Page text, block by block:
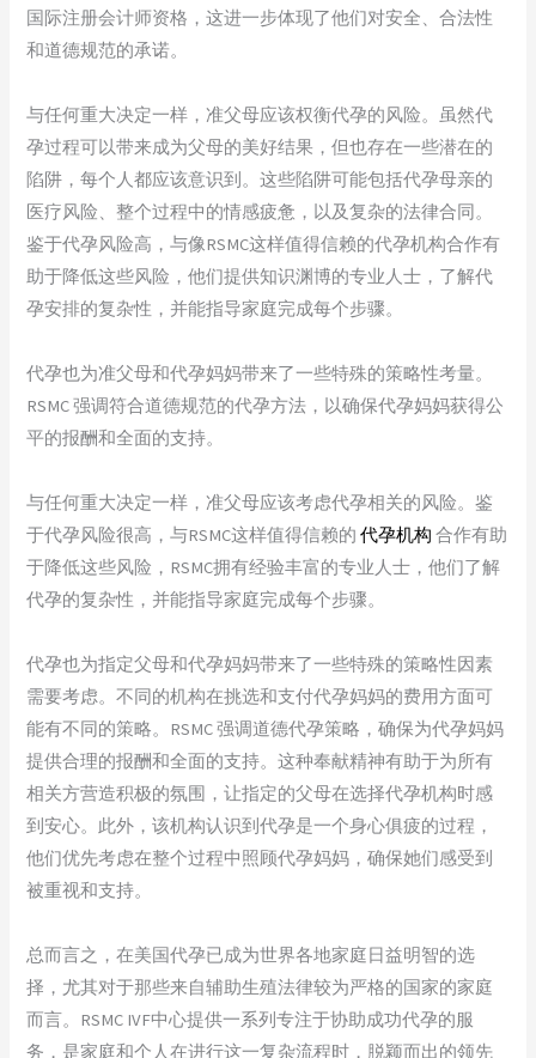
国际注册会计师资格，这进一步体现了他们对安全、合法性
和道德规范的承诺。
与任何重大决定一样，准父母应该权衡代孕的风险。虽然代
孕过程可以带来成为父母的美好结果，但也存在一些潜在的
陷阱，每个人都应该意识到。这些陷阱可能包括代孕母亲的
医疗风险、整个过程中的情感疲惫，以及复杂的法律合同。
鉴于代孕风险高，与像RSMC这样值得信赖的代孕机构合作有
助于降低这些风险，他们提供知识渊博的专业人士，了解代
孕安排的复杂性，并能指导家庭完成每个步骤。
代孕也为准父母和代孕妈妈带来了一些特殊的策略性考量。
RSMC 强调符合道德规范的代孕方法，以确保代孕妈妈获得公
平的报酬和全面的支持。
与任何重大决定一样，准父母应该考虑代孕相关的风险。鉴
于代孕风险很高，与RSMC这样值得信赖的代孕机构 合作有助
于降低这些风险，RSMC拥有经验丰富的专业人士，他们了解
代孕的复杂性，并能指导家庭完成每个步骤。
代孕也为指定父母和代孕妈妈带来了一些特殊的策略性因素
需要考虑。不同的机构在挑选和支付代孕妈妈的费用方面可
能有不同的策略。RSMC 强调道德代孕策略，确保为代孕妈妈
提供合理的报酬和全面的支持。这种奉献精神有助于为所有
相关方营造积极的氛围，让指定的父母在选择代孕机构时感
到安心。此外，该机构认识到代孕是一个身心俱疲的过程，
他们优先考虑在整个过程中照顾代孕妈妈，确保她们感受到
被重视和支持。
总而言之，在美国代孕已成为世界各地家庭日益明智的选
择，尤其对于那些来自辅助生殖法律较为严格的国家的家庭
而言。RSMC IVF中心提供一系列专注于协助成功代孕的服
务，是家庭和个人在进行这一复杂流程时，脱颖而出的领先